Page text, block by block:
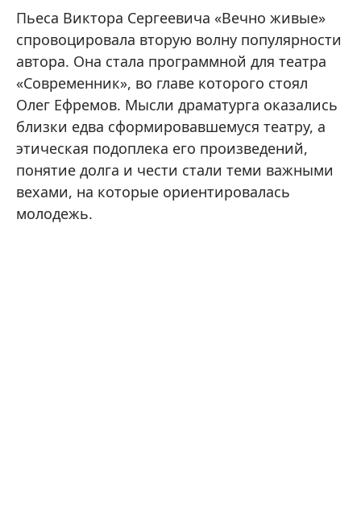
Пьеса Виктора Сергеевича «Вечно живые»
спровоцировала вторую волну популярности
автора. Она стала программной для театра
«Современник», во главе которого стоял
Олег Ефремов. Мысли драматурга оказались
близки едва сформировавшемуся театру, а
этическая подоплека его произведений,
понятие долга и чести стали теми важными
вехами, на которые ориентировалась
молодежь.